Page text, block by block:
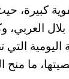
كبيرة،
بلال
اليومية
ما منح